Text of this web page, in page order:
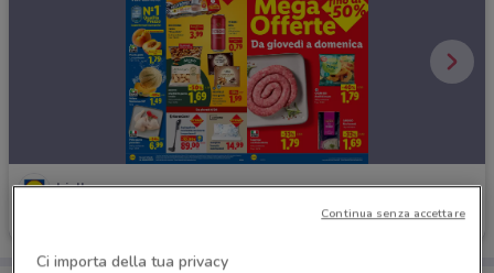
Lidl
4.3 km
Ci importa della tua privacy
Continua senza accettare